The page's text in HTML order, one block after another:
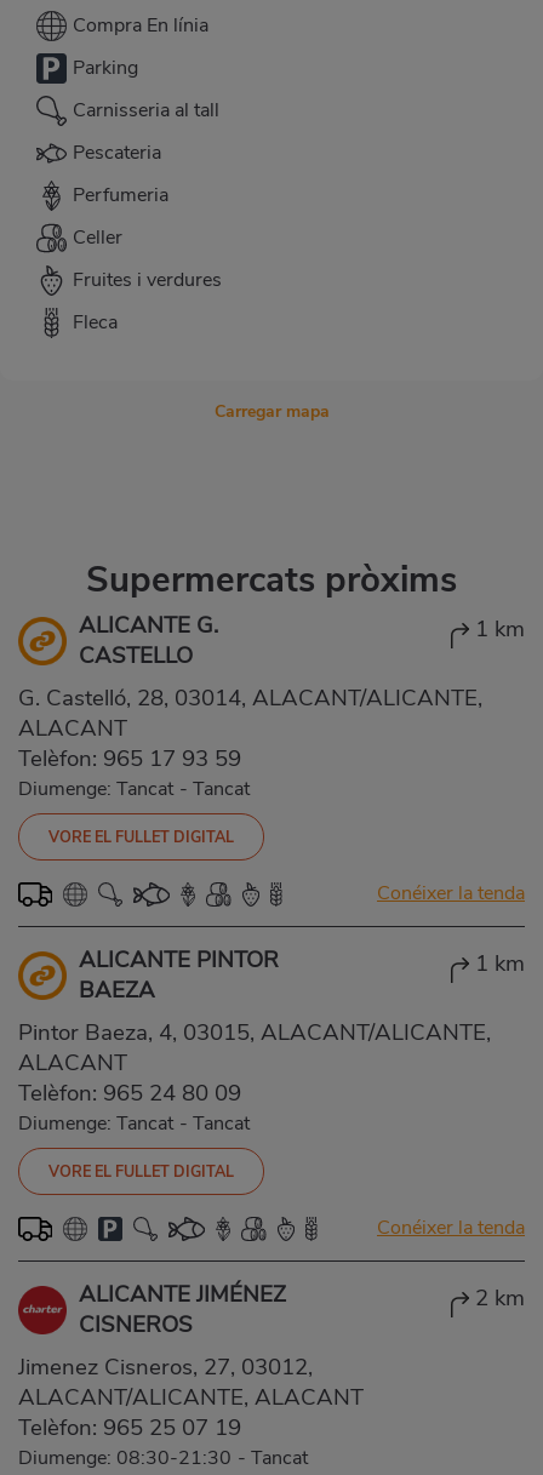
Compra En línia
Parking
Carnisseria al tall
Pescateria
Perfumeria
Celler
Fruites i verdures
Fleca
Carregar mapa
Supermercats pròxims
ALICANTE G.
CASTELLO
1 km
G. Castelló, 28, 03014, ALACANT/ALICANTE,
ALACANT
Telèfon: 965 17 93 59
Diumenge: Tancat - Tancat
VORE EL FULLET DIGITAL
Conéixer la tenda
ALICANTE PINTOR
BAEZA
1 km
Pintor Baeza, 4, 03015, ALACANT/ALICANTE,
ALACANT
Telèfon: 965 24 80 09
Diumenge: Tancat - Tancat
VORE EL FULLET DIGITAL
Conéixer la tenda
ALICANTE JIMÉNEZ
CISNEROS
2 km
Jimenez Cisneros, 27, 03012,
ALACANT/ALICANTE, ALACANT
Telèfon: 965 25 07 19
Diumenge: 08:30-21:30 - Tancat